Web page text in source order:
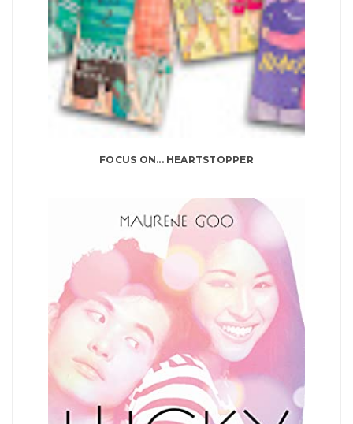
FOCUS ON... HEARTSTOPPER